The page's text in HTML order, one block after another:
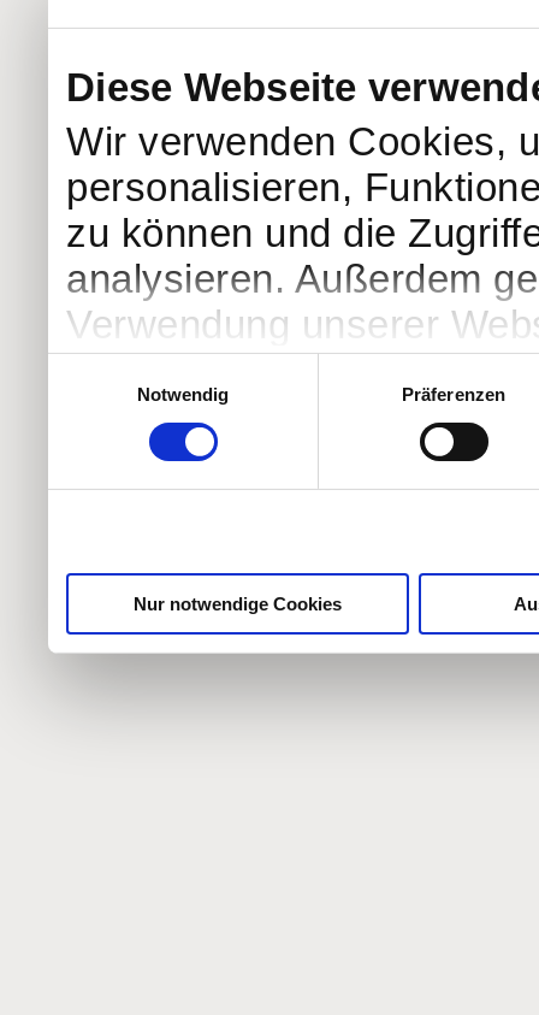
Diese Webseite
Wir verwenden Cookies,
personalisieren,
zu können und die
analysieren. Außerdem
Verwendung unserer
Partner führen diese
weiteren Daten
Notwendig
Präferenzen
Nur notwendige Cookies